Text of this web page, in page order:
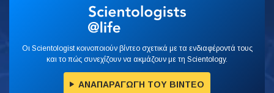
Οι Scientologist κοινοποιούν βίντεο σχετικά με τα ενδιαφέροντά τους
και το πώς συνεχίζουν να ακμάζουν με τη Scientology.
ΑΝΑΠΑΡΑΓΩΓΗ ΤΟΥ ΒΙΝΤΕΟ